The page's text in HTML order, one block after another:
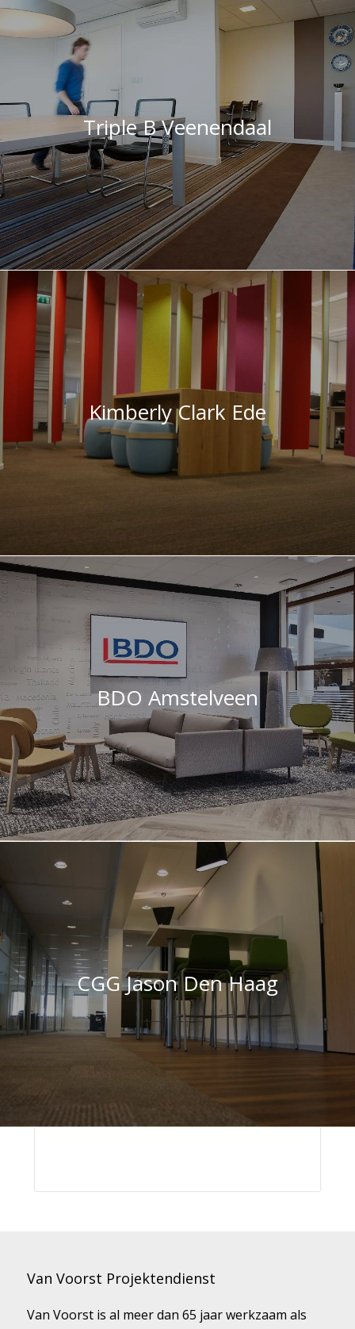
Triple B Veenendaal
Kimberly Clark Ede
BDO Amstelveen
CGG Jason Den Haag
AANMELDEN NIEUWSBRIEF
NEEM CONTACT OP
Van Voorst Projektendienst
Van Voorst is al meer dan 65 jaar werkzaam als